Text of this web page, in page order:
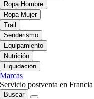
Ropa Hombre
Ropa Mujer
Trail
Senderismo
Equipamiento
Nutrición
Liquidación
Marcas
Servicio postventa en Francia
Buscar